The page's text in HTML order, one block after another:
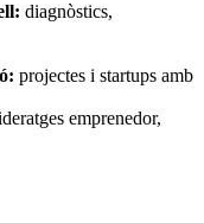
diagnòstics,
projectes i startups amb
emprenedor,